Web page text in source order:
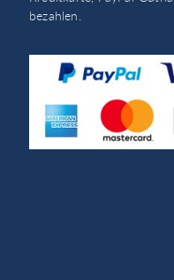
bezahlen.